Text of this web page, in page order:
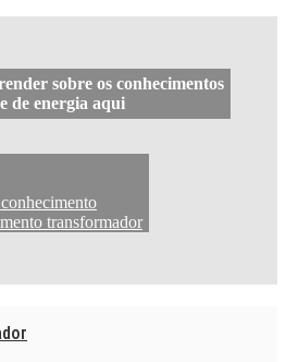
sobre os conhecimentos
de energia aqui
transformador